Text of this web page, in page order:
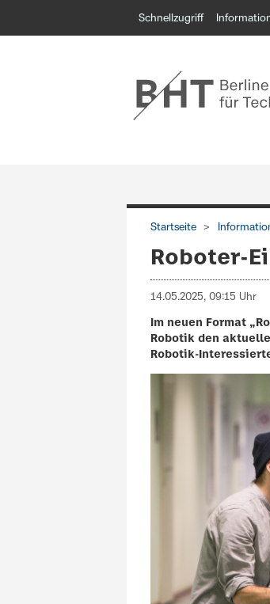
Schnellzugriff
Startseite
Roboter-
14.05.2025, 09:15 Uhr
Im neuen Format
Robotik den
Robotik-